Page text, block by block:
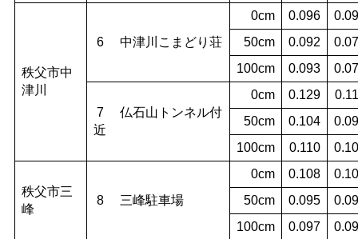
秩父市中
津川
6 中津川こまどり荘
0cm 0.096
50cm
0.092
100cm
0.093
7 仏石山トンネル付
近
0cm 0.129
50cm
0.104
100cm
0.110
秩父市三
峰
8 三峰駐車場
0cm 0.108
50cm
0.095
100cm
0.097